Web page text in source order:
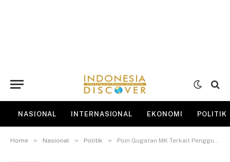
NASIONAL INTERNASIONAL EKONOMI POLITIK
Home » Nasional » Politik » Poin Gugatan MK Terkait Penggunaan Dana Pendidikan